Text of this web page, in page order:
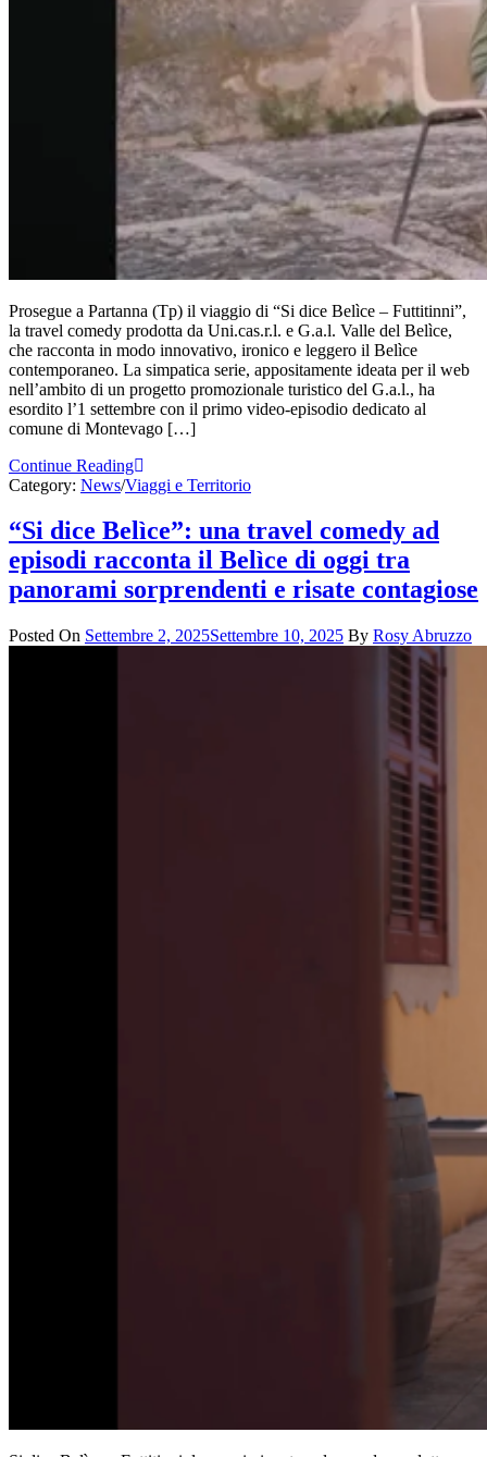
Prosegue a Partanna (Tp) il viaggio di “Si dice Belìce – Futtitinni”,
la travel comedy prodotta da Uni.cas.r.l. e G.a.l. Valle del Belìce,
che racconta in modo innovativo, ironico e leggero il Belìce
contemporaneo. La simpatica serie, appositamente ideata per il web
nell’ambito di un progetto promozionale turistico del G.a.l., ha
esordito l’1 settembre con il primo video-episodio dedicato al
comune di Montevago […]
Continue Reading
Category: News/Viaggi e Territorio
“Si dice Belìce”: una travel comedy ad
episodi racconta il Belìce di oggi tra
panorami sorprendenti e risate contagiose
Posted On Settembre 2, 2025Settembre 10, 2025 By Rosy Abruzzo